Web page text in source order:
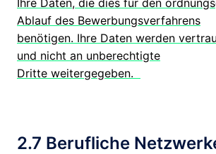
Ihre Daten, die dies für den
Ablauf des Bewerbungsverfahrens
benötigen. Ihre Daten werden
und nicht an unberechtigte
Dritte weitergegeben.
2.7 Berufliche